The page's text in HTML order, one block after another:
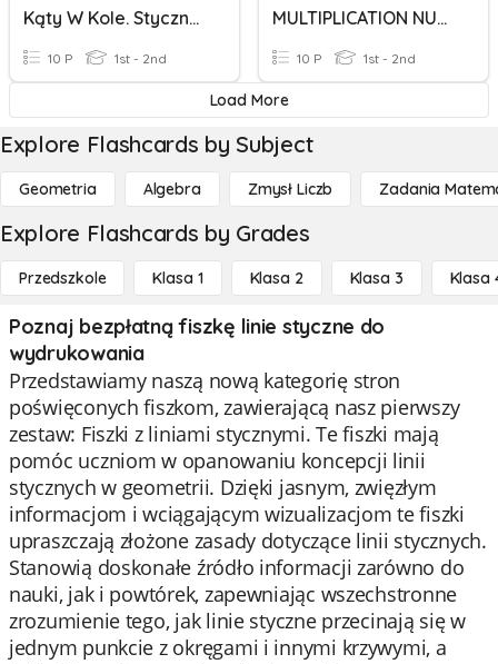
Kąty W Kole. Styczna I Sieczna
10 P 1st - 2nd
MULTIPLICATION NUMBER LINE
10 P 1st - 2nd
Load More
Explore Flashcards by Subject
Geometria Algebra Zmysł Liczb Zadania
Explore Flashcards by Grades
Przedszkole Klasa 1 Klasa 2 Klasa 3 Klasa
Poznaj bezpłatną fiszkę linie styczne do
wydrukowania
Przedstawiamy naszą nową kategorię stron
poświęconych fiszkom, zawierającą nasz pierwszy
zestaw: Fiszki z liniami stycznymi. Te fiszki mają
pomóc uczniom w opanowaniu koncepcji linii
stycznych w geometrii. Dzięki jasnym, zwięzłym
informacjom i wciągającym wizualizacjom te fiszki
upraszczają złożone zasady dotyczące linii stycznych.
Stanowią doskonałe źródło informacji zarówno do
nauki, jak i powtórek, zapewniając wszechstronne
zrozumienie tego, jak linie styczne przecinają się w
jednym punkcie z okręgami i innymi krzywymi, a